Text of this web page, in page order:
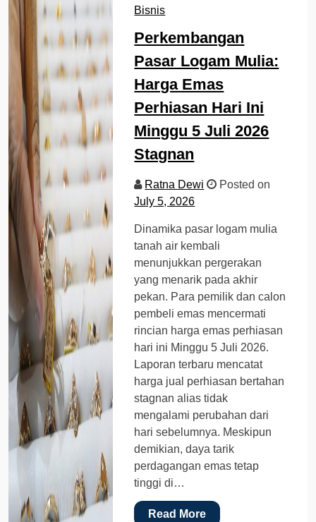
Bisnis
Perkembangan
Pasar Logam Mulia:
Harga Emas
Perhiasan Hari Ini
Minggu 5 Juli 2026
Stagnan
Ratna Dewi
Posted on
July 5, 2026
Dinamika pasar logam mulia
tanah air kembali
menunjukkan pergerakan
yang menarik pada akhir
pekan. Para pemilik dan calon
pembeli emas mencermati
rincian harga emas perhiasan
hari ini Minggu 5 Juli 2026.
Laporan terbaru mencatat
harga jual perhiasan bertahan
stagnan alias tidak
mengalami perubahan dari
hari sebelumnya. Meskipun
demikian, daya tarik
perdagangan emas tetap
tinggi di…
Read More